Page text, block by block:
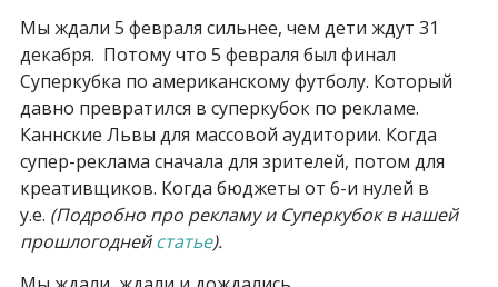
Мы ждали 5 февраля сильнее, чем дети ждут 31
декабря. Потому что 5 февраля был финал
Суперкубка по американскому футболу. Который
давно превратился в суперкубок по рекламе.
Каннские Львы для массовой аудитории. Когда
супер-реклама сначала для зрителей, потом для
креативщиков. Когда бюджеты от 6-и нулей в
у.е. (Подробно про рекламу и Суперкубок в нашей
прошлогоднейстатье).